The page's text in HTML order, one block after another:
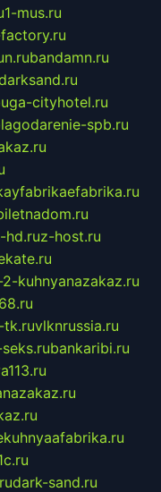
1-mus.ru
bandamn.ru
cityhotel.ru
spb.ru
hd.ruz-host.ru
kuhnyanazakaz.ru
tk.ruvlknrussia.ru
bankaribi.ru
dark-sand.ru